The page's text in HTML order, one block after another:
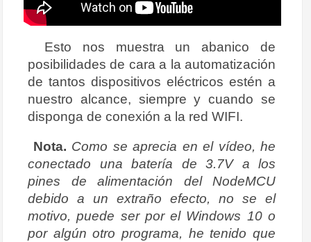
Esto nos muestra un abanico de
posibilidades de cara a la automatización
de tantos dispositivos eléctricos estén a
nuestro alcance, siempre y cuando se
disponga de conexión a la red WIFI.
Nota. Como se aprecia en el vídeo, he
conectado una batería de 3.7V a los
pines de alimentación del NodeMCU
debido a un extraño efecto, no se el
motivo, puede ser por el Windows 10 o
por algún otro programa, he tenido que